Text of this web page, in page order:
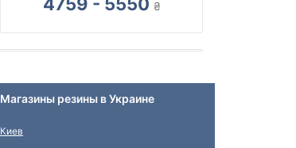
4759 - 5550 ₴
Магазины резины в Украине
Киев